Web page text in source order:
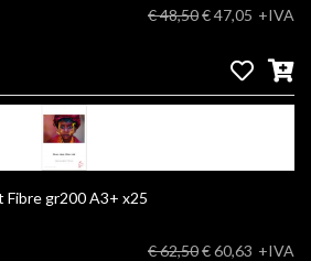
€ 48,50€ 47,05 +IVA
Hahnemuhle Photo Matt Fibre gr200 A3+ x25
€ 62,50€ 60,63 +IVA